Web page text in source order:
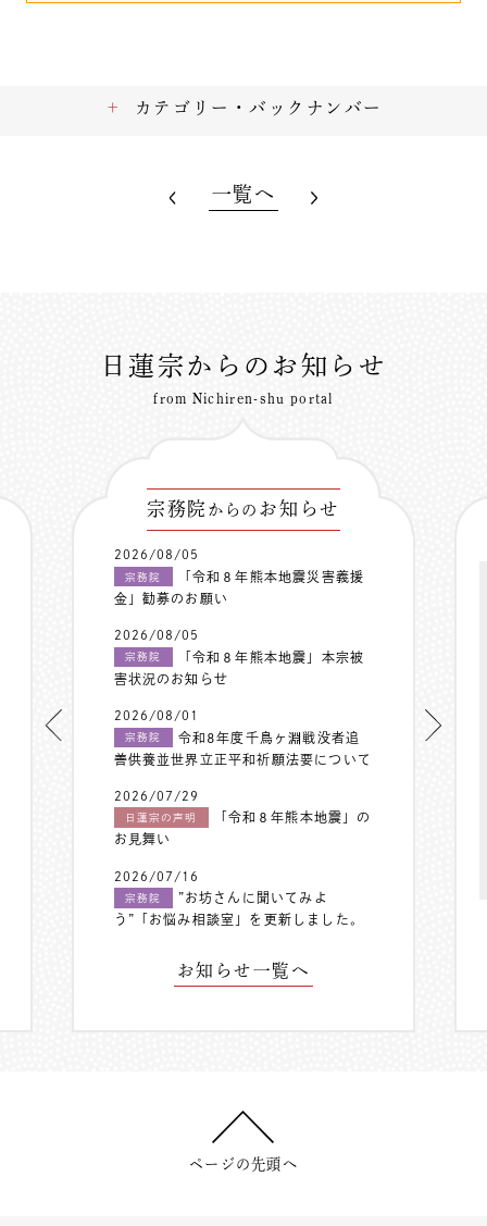
カテゴリー・バックナンバー
一覧へ
日蓮宗からのお知らせ
from Nichiren-shu portal
宗務院 からの お知らせ
2026/08/05
宗務院
「令和８年熊本地震災害義援
金」勧募のお願い
2026/08/05
宗務院
「令和８年熊本地震」本宗被
害状況のお知らせ
2026/08/01
宗務院
令和8年度千鳥ヶ淵戦没者追
善供養並世界立正平和祈願法要について
2026/07/29
日蓮宗の声明
「令和８年熊本地震」の
お見舞い
2026/07/16
宗務院
”お坊さんに聞いてみよ
う”「お悩み相談室」を更新しました。
お知らせ一覧へ
ページの先頭へ